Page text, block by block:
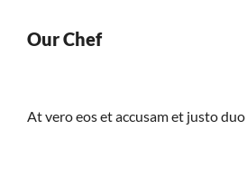
Our Chef
At vero eos et accusam et justo